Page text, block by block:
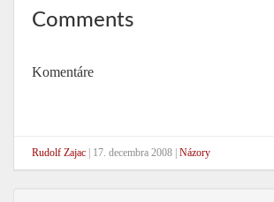
Comments
Komentáre
Rudolf Zajac 17. decembra 2008 Názory